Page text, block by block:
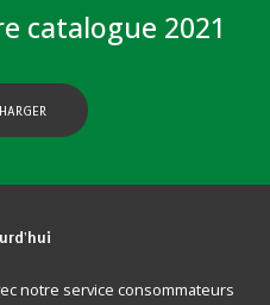
catalogue 2021
notre service consommateurs